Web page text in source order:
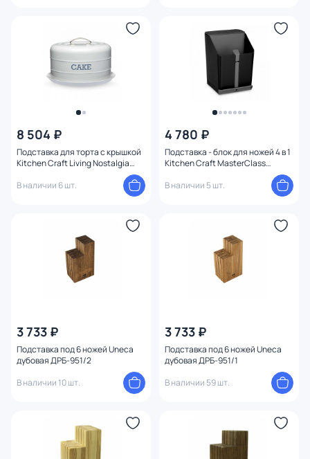
8 504 ₽
Подставка для торта с крышкой
Kitchen Craft Living Nostalgia
В наличии 6 шт.
4 780 ₽
Подставка - блок для ножей 4 в 1
Kitchen Craft MasterClass
В наличии 5 шт.
3 733 ₽
Подставка под 6 ножей Uneca
дубовая ДРБ-951/2
В наличии 10 шт.
3 733 ₽
Подставка под 6 ножей Uneca
дубовая ДРБ-951/1
В наличии 59 шт.